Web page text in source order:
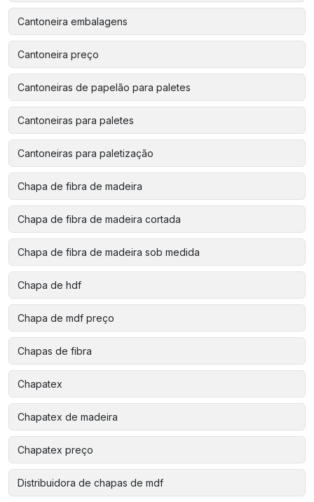
Cantoneira embalagens
Cantoneira preço
Cantoneiras de papelão para paletes
Cantoneiras para paletes
Cantoneiras para paletização
Chapa de fibra de madeira
Chapa de fibra de madeira cortada
Chapa de fibra de madeira sob medida
Chapa de hdf
Chapa de mdf preço
Chapas de fibra
Chapatex
Chapatex de madeira
Chapatex preço
Distribuidora de chapas de mdf